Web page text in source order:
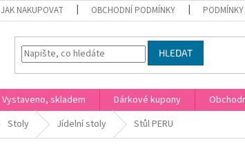
JAK NAKUPOVAT OBCHODNÍ PODMÍNKY
HLEDAT
Vystaveno, skladem Dárkové kupony
Stoly Jídelní stoly Stůl PERU